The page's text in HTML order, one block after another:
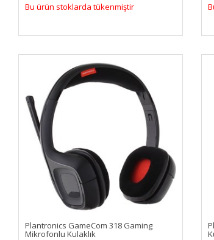
Bu ürün stoklarda tükenmiştir
Plantronics GameCom 318 Gaming
Mikrofonlu Kulaklık